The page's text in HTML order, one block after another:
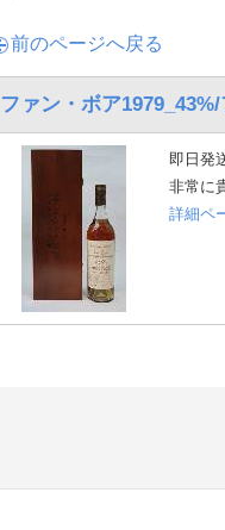
前のページへ戻る
ファン・ボア
即日発
非常に
詳細ペ